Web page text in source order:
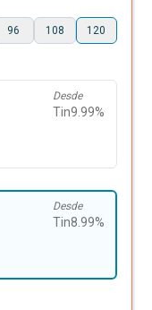
96 108 120
Desde
Tin9.99%
Desde
Tin8.99%